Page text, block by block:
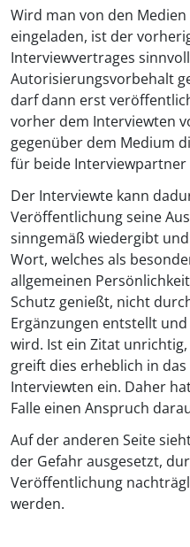
Wird man von den
eingeladen, ist der
Interviewvertrages
Autorisierungsvorbehalt
darf dann erst
vorher dem Interviewten
gegenüber dem Medium
für beide Interviewpartner
Der Interviewte kann
Veröffentlichung seine
sinngemäß wiedergibt
Wort, welches als
allgemeinen
Schutz genießt, nicht
Ergänzungen entstellt
wird. Ist ein Zitat
greift dies erheblich in
Interviewten ein. Daher
Falle einen Anspruch
Auf der anderen Seite
der Gefahr ausgesetzt,
Veröffentlichung
werden.